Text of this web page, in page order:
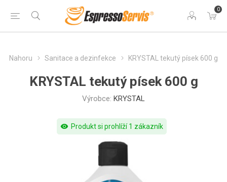
0
Nahoru Sanitace a dezinfekce KRYSTAL tekutý písek 600 g
KRYSTAL tekutý písek 600 g
Výrobce: KRYSTAL
visibility Produkt si prohlíží 1 zákazník